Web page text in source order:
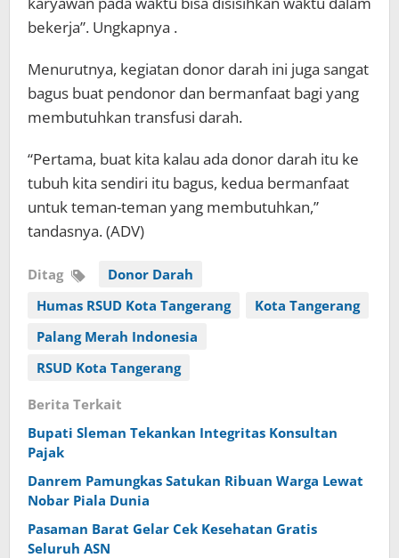
bekerja”. Ungkapnya .
Menurutnya, kegiatan donor darah ini juga sangat
bagus buat pendonor dan bermanfaat bagi yang
membutuhkan transfusi darah.
“Pertama, buat kita kalau ada donor darah itu ke
tubuh kita sendiri itu bagus, kedua bermanfaat
untuk teman-teman yang membutuhkan,”
tandasnya. (ADV)
Ditag
Donor Darah
Humas RSUD Kota Tangerang
Kota Tangerang
Palang Merah Indonesia
RSUD Kota Tangerang
Berita Terkait
Bupati Sleman Tekankan Integritas Konsultan
Pajak
Danrem Pamungkas Satukan Ribuan Warga Lewat
Nobar Piala Dunia
Pasaman Barat Gelar Cek Kesehatan Gratis
Seluruh ASN